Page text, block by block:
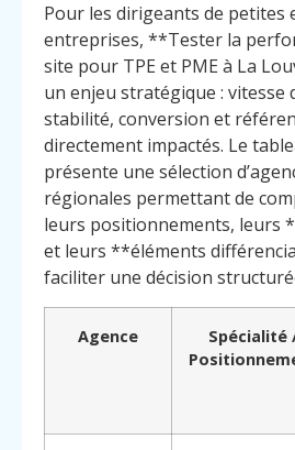
Pour les dirigeants de petites
entreprises, **Tester la
site pour TPE et PME à La
un enjeu stratégique : vitesse
stabilité, conversion et
directement impactés. Le
présente une sélection
régionales permettant de
leurs positionnements, leurs
et leurs **éléments
faciliter une décision
Agence
Spécialité